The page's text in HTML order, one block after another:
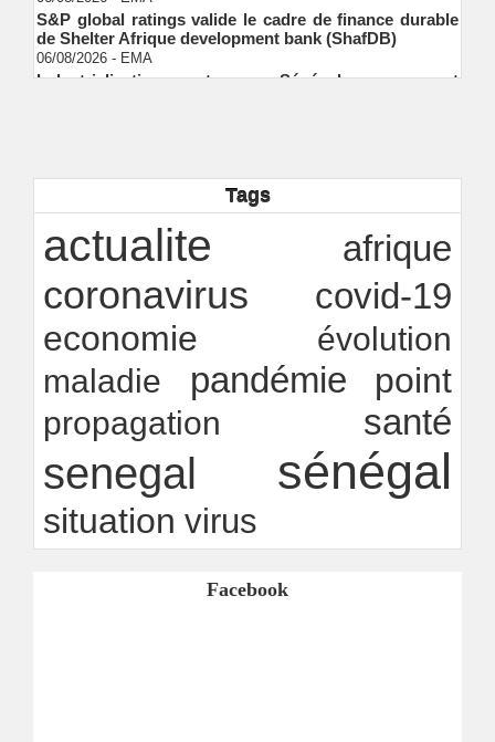
S&P global ratings valide le cadre de finance durable
de Shelter Afrique development bank (ShafDB)
06/08/2026 -EMA
Industrialisation verte au Sénégal : comment
Ndakhté M. GAYE
Rapport Bceao 2025 : résilience, transition et
innovation
24/07/2026 Ndakhté M. GAYE
Tags
actualite afrique
coronavirus covid-19
economie
évolution
maladie
pandémie point
propagation santé
senegal sénégal
situation virus
Facebook